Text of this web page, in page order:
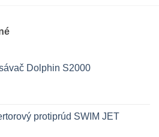
Dolphin S2000
protiprúd SWIM JET